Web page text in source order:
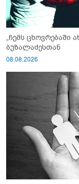
„ჩემს ცხოვრებაში
ბუზალაძესთან
08.08.2026